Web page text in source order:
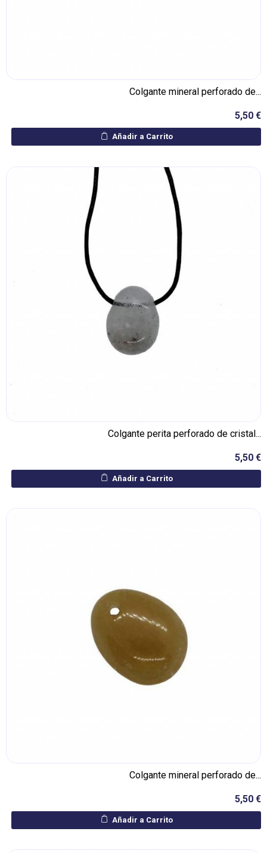
Colgante mineral perforado de...
5,50 €
Añadir a Carrito
Colgante perita perforado de cristal...
5,50 €
Añadir a Carrito
Colgante mineral perforado de...
5,50 €
Añadir a Carrito